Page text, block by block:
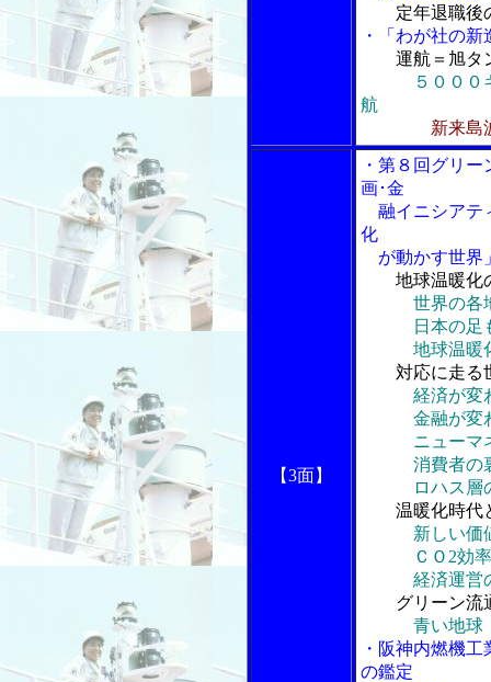
定年退職後
・「わが社の新
運航＝旭タ
５００
航
新来島
【3面】
・第８回グリ
画･金
融イニシアテ
化
が動かす世界
地球温暖化
世界の各
日本の足も
地球温暖化
対応に走る
経済が変
金融が変
ニューマネ
消費者の裏
ロハス層の
温暖化時代
新しい価
ＣＯ2効率
経済運営
グリーン流
青い地球
・阪神内燃機
の鑑定